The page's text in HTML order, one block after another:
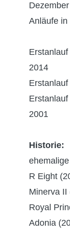
Anläufe
2014
2001
Historie:
R Eight
Minerva II
Royal
Adonia